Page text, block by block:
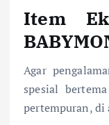
Item
Agar
spesial
pertempuran, di